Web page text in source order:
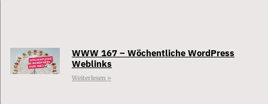
WWW 167 – Wöchentliche WordPress
Weblinks
Weiterlesen »